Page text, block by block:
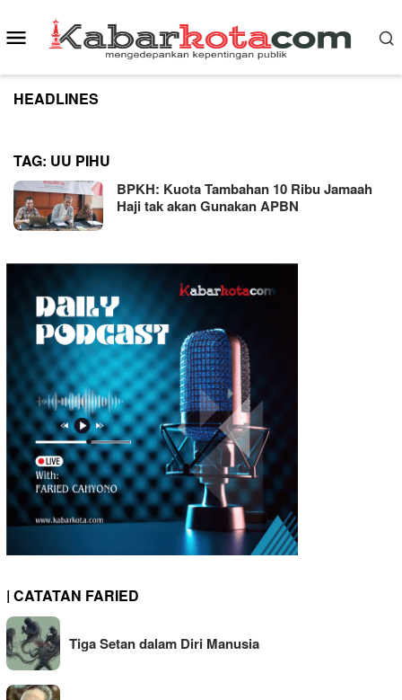
to
content
Mobile
Menu
HEADLINES
TAG: UU PIHU
BPKH: Kuota Tambahan 10 Ribu Jamaah
Haji tak akan Gunakan APBN
| CATATAN FARIED
Tiga Setan dalam Diri Manusia